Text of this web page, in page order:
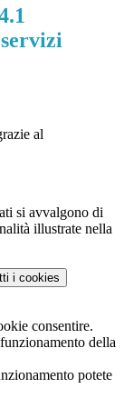
al
si avvalgono di
illustrate nella
i cookies
consentire.
della
potete